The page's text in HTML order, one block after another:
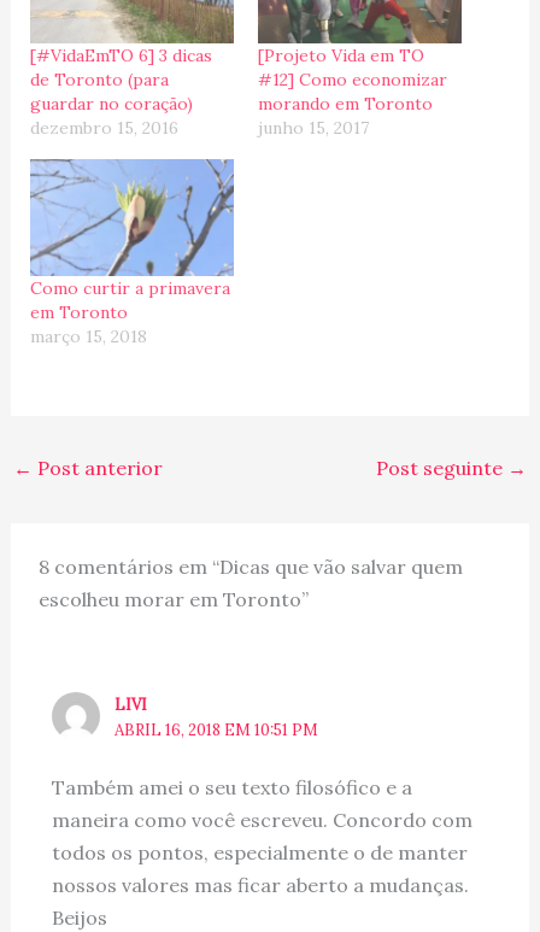
[#VidaEmTO 6] 3 dicas
de Toronto (para
guardar no coração)
dezembro 15, 2016
[Projeto Vida em TO
#12] Como economizar
morando em Toronto
junho 15, 2017
Como curtir a primavera
em Toronto
março 15, 2018
← Post anterior Post seguinte →
8 comentários em “Dicas que vão salvar quem
escolheu morar em Toronto”
LIVI
ABRIL 16, 2018 EM 10:51 PM
Também amei o seu texto filosófico e a
maneira como você escreveu. Concordo com
todos os pontos, especialmente o de manter
nossos valores mas ficar aberto a mudanças.
Beijos